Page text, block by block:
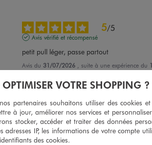
5/5
Avis vérifié et récompensé
petit pull léger, passe partout
Avis du 31/07/2026 , suite à une expérience du
Utile(0) Signaler
5/ 5
Avis vérifié et récompensé
Parfait
OPTIMISER VOTRE SHOPPING ?
partenaires souhaitons utiliser des cookies
à jour, améliorer nos services et
stocker, accéder et traiter des données
adresses IP, les informations de votre compte
des cookies.